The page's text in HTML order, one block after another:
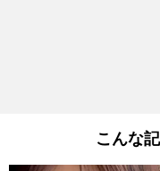
こんな